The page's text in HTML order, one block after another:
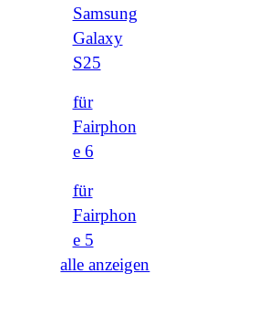
Samsung
Galaxy
S25
für
Fairphon
e 6
für
Fairphon
e 5
alle anzeigen